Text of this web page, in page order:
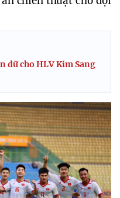
dữ cho HLV Kim Sang